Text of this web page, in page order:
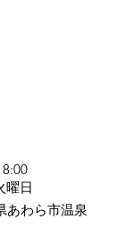
曜日
わら市温泉